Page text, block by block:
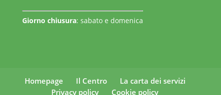
Giorno chiusura: sabato e domenica
Homepage Il Centro
La carta dei servizi
Privacy policy
Cookie policy